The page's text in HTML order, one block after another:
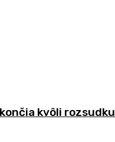
kvôli rozsudku